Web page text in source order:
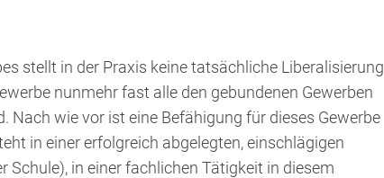
stellt in der Praxis keine tatsächliche Liberalisierung
nunmehr fast alle den gebundenen Gewerben
Nach wie vor ist eine Befähigung für dieses Gewerbe
in einer erfolgreich abgelegten, einschlägigen
Schule), in einer fachlichen Tätigkeit in diesem